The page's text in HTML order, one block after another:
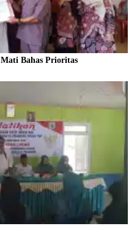
Mati Bahas Prioritas